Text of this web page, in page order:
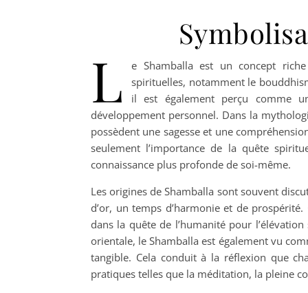
L
e Shamballa est un concept
spirituelles, notamment le
il est également perçu comme
développement personnel. Dans la
possèdent une sagesse et une
seulement l’importance de la quête
connaissance plus profonde de soi-même.
Les origines de Shamballa sont souvent
d’or, un temps d’harmonie et de
dans la quête de l’humanité pour
orientale, le Shamballa est également vu
tangible. Cela conduit à la réflexion que
pratiques telles que la méditation, la pleine